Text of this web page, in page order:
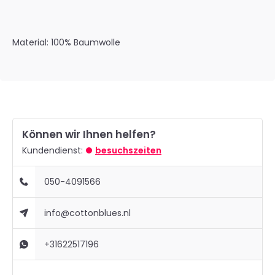
Material: 100% Baumwolle
Können wir Ihnen helfen?
Kundendienst: besuchszeiten
050-4091566
info@cottonblues.nl
+31622517196